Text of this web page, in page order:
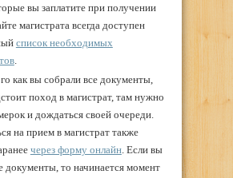
вы заплатите при получении
магистрата всегда доступен
список необходимых
.
как вы собрали все документы,
поход в магистрат, там нужно
и дождаться своей очереди.
на прием в магистрат также
через форму онлайн. Если вы
документы, то начинается момент